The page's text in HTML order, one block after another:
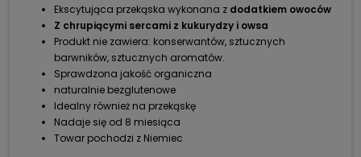
Ekscytująca przekąska wykonana z dodatkiem owoców
Z chrupiącymi sercami z kukurydzy i owsa
Produkt nie zawiera: konserwantów, sztucznych
barwników, sztucznych aromatów.
Sprawdzona jakość organiczna
naturalnie bezglutenowe
Idealny również na przekąskę
Nadaje się od 8 miesiąca
Towar pochodzi z Niemiec